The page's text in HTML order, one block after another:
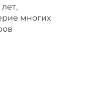
многих